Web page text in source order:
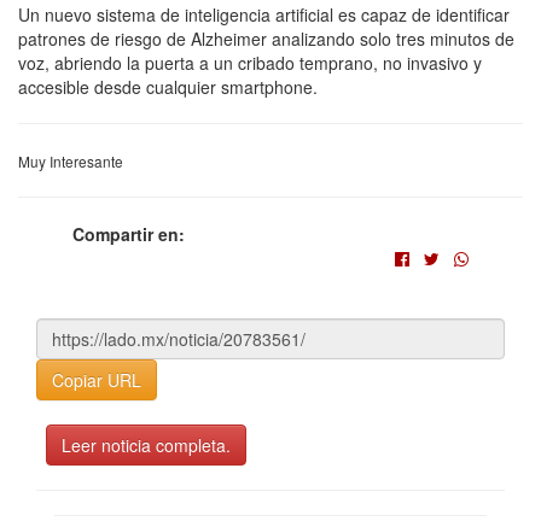
Un nuevo sistema de inteligencia artificial es capaz de identificar
patrones de riesgo de Alzheimer analizando solo tres minutos de
voz, abriendo la puerta a un cribado temprano, no invasivo y
accesible desde cualquier smartphone.
Muy Interesante
Compartir en:
Copiar URL
Leer noticia completa.